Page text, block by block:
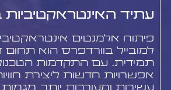
עתיד האינטראקטיביות
פיתוח אלמנטים
למובייל בוורדפרס הוא תחום
תמידית. עם התקדמות
אפשרויות חדשות ליצירת